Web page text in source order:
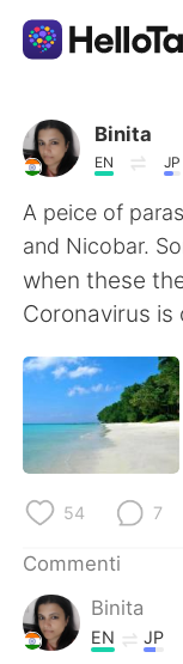
App di
AI Grammar
Italiano
English
繁體中文
한국어
Binita
EN JP
A peice of
and Nicobar.
when these
Coronavirus is
54 7
Commenti
Binita
EN JP